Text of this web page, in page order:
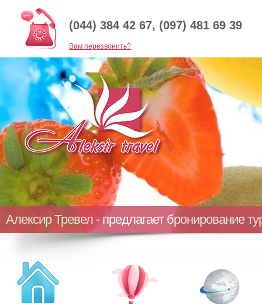
(044) 384 42 67, (097) 481 69 39
Baм перезвонить?
Алексир Тревел - предлагает бронирование